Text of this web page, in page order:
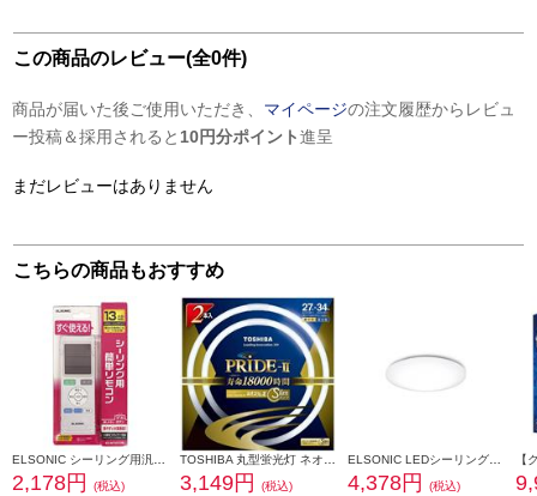
この商品のレビュー(全0件)
商品が届いた後ご使用いただき、 マイページの注文履歴からレビュ
ー投稿＆採用されると 10円分ポイント進呈
まだレビューはありません
こちらの商品もおすすめ
2,178円
(税込)
3,149円 (税込) 4,378円 (税込)